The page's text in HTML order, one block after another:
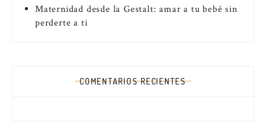
Maternidad desde la Gestalt: amar a tu bebé sin
perderte a ti
COMENTARIOS RECIENTES